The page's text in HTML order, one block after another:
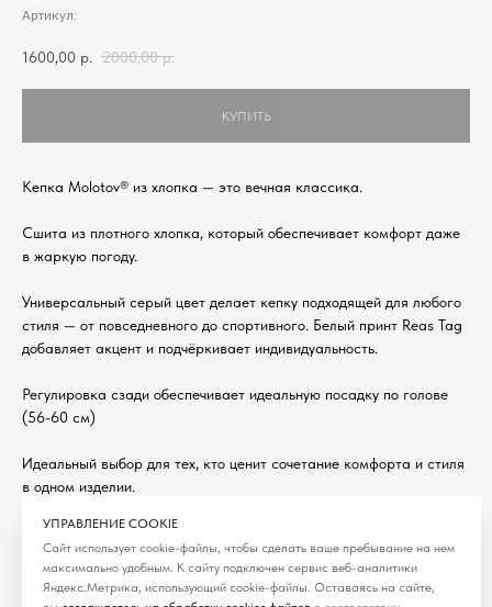
Артикул:
1600,00 р. 2000,00 р.
КУПИТЬ
Кепка Molotov® из хлопка — это вечная классика.
Сшита из плотного хлопка, который обеспечивает комфорт даже
в жаркую погоду.
Универсальный серый цвет делает кепку подходящей для любого
стиля — от повседневного до спортивного. Белый принт Reas Tag
добавляет акцент и подчёркивает индивидуальность.
Регулировка сзади обеспечивает идеальную посадку по голове
(56-60 см)
Идеальный выбор для тех, кто ценит сочетание комфорта и стиля
в одном изделии.
Сезон: SS'26
УПРАВЛЕНИЕ COOKIE
Сайт использует cookie-файлы, чтобы сделать ваше пребывание на нем
максимально удобным. К cайту подключен сервис веб-аналитики
Яндекс.Метрика, использующий cookie-файлы. Оставаясь на сайте,